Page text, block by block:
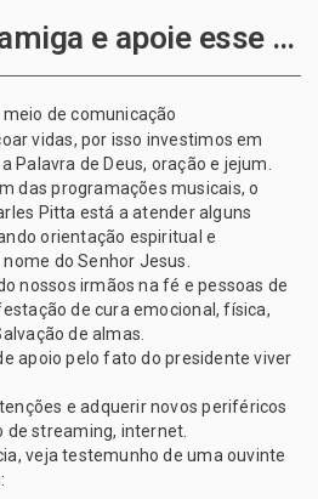
Seja uma mão amiga e apoie esse projeto de Deus
de comunicação
vidas, por isso investimos em
Palavra de Deus, oração e jejum.
das programações musicais, o
Pitta está a atender alguns
orientação espiritual e
do Senhor Jesus.
nossos irmãos na fé e pessoas de
de cura emocional, física,
de almas.
apoio pelo fato do presidente viver
e adquerir novos periféricos
streaming, internet.
veja testemunho de uma ouvinte